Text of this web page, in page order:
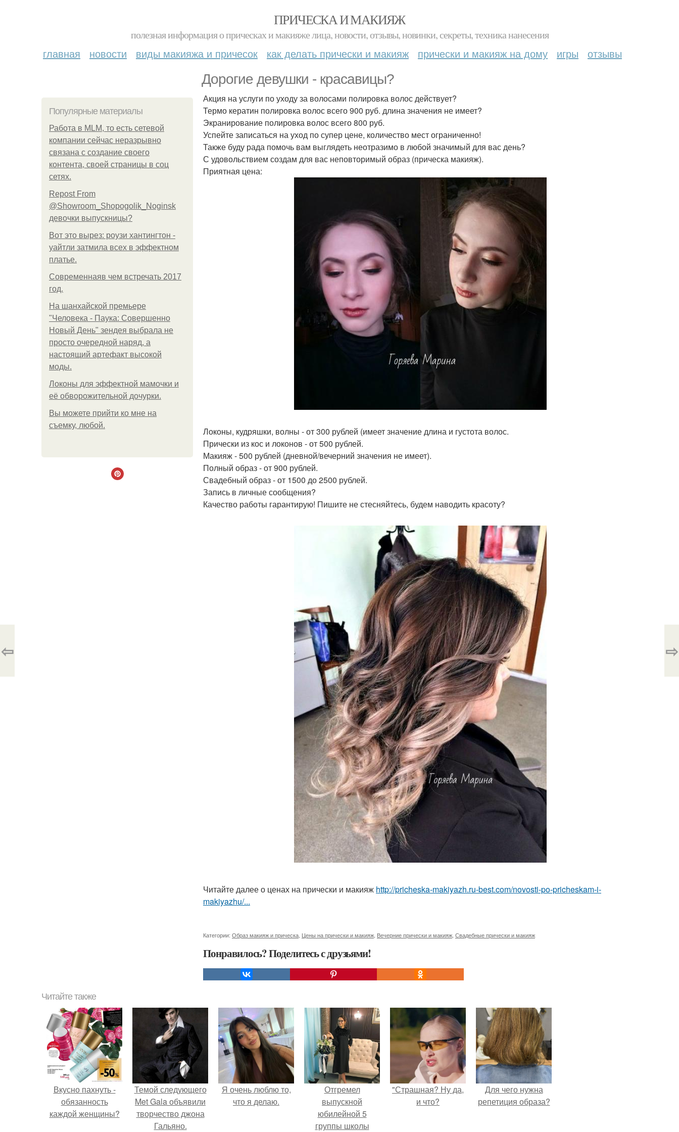
ПРИЧЕСКА И МАКИЯЖ
полезная информация о прическах и макияже лица, новости, отзывы, новинки, секреты, техника нанесения
главная новости виды макияжа и причесок как делать прически и макияж прически и макияж на дому игры отзывы
Дорогие девушки - красавицы?
Популярные материалы
Работа в MLM, то есть сетевой
компании сейчас неразрывно
связана с создание своего
контента, своей страницы в соц
сетях.
Repost From
@Showroom_Shopogolik_Noginsk
девочки выпускницы?
Вот это вырез: роузи хантингтон -
уайтли затмила всех в эффектном
платьe.
Современнаяв чем встречать 2017
год.
На шанхайской премьере
"Человека - Паука: Совершенно
Новый День" зендея выбрала не
просто очередной наряд, а
настоящий артефакт высокой
моды.
Локоны для эффектной мамочки и
её обворожительной дочурки.
Вы можете прийти ко мне на
съемку, любой.
Акция на услуги по уходу за волосами полировка волос действует?
Термо кератин полировка волос всего 900 руб. длина значения не имеет?
Экранирование полировка волос всего 800 руб.
Успейте записаться на уход по супер цене, количество мест ограниченно!
Также буду рада помочь вам выглядеть неотразимо в любой значимый для вас день?
С удовольствием создам для вас неповторимый образ (прическа макияж).
Приятная цена:
Локоны, кудряшки, волны - от 300 рублей (имеет значение длина и густота волос.
Прически из кос и локонов - от 500 рублей.
Макияж - 500 рублей (дневной/вечерний значения не имеет).
Полный образ - от 900 рублей.
Свадебный образ - от 1500 до 2500 рублей.
Запись в личные сообщения?
Качество работы гарантирую! Пишите не стесняйтесь, будем наводить красоту?
Читайте далее о ценах на прически и макияж http://pricheska-makiyazh.ru-best.com/novosti-po-pricheskam-i-
makiyazhu/...
Категории: Образ макияж и прическа Цены на прически и макияж Вечерние прически и макияж Свадебные прически и макияж
Понравилось? Поделитесь с друзьями!
⇦ ⇨
Читайте также
Вкусно пахнуть -
обязанность
каждой женщины?
Темой следующего
Met Gala объявили
творчество джона
Гальяно.
Я очень люблю то,
что я делаю.
Отгремел
выпускной
юбилейной 5
группы школы
"Страшная? Ну да,
и что?
Для чего нужна
репетиция образа?